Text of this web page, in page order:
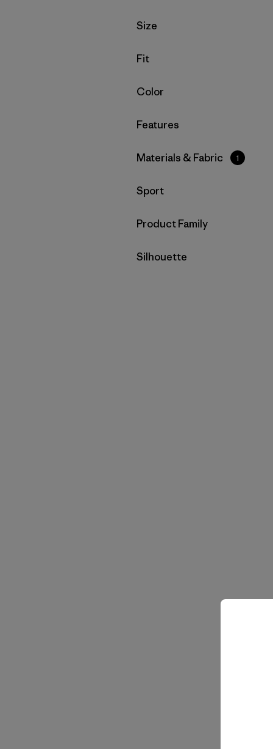
Filtrar por
Size
Filtrar por
Fit
Filtrar por
Color
Filtrar por
Features
Filtrar por
Materials & Fabric 1
Filtrar por
Sport
Filtrar por
Product Family
Filtrar por
Silhouette